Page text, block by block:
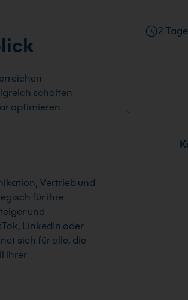
2 Tage
schalten
optimieren
Vertrieb und
für ihre
und
LinkedIn oder
sich für alle, die
ihrer